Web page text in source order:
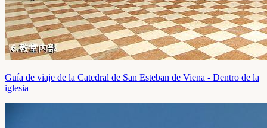
Guía de viaje de la Catedral de San Esteban de Viena - Dentro de la
iglesia